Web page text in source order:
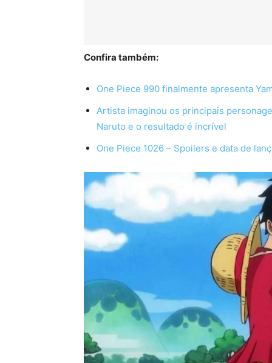
Confira também:
One Piece 990 finalmente apresenta
Artista imaginou os principais
Naruto e o resultado é incrível
One Piece 1026 – Spoilers e data de